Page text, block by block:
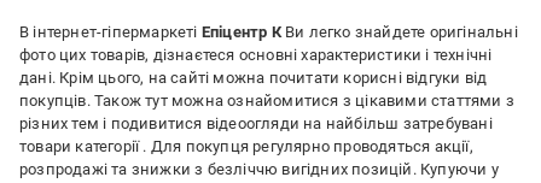
В інтернет-гіпермаркеті Епіцентр КВи легко знайдете оригінальні
фото цих товарів, дізнаєтеся основні характеристики і технічні
дані. Крім цього, на сайті можна почитати корисні відгуки від
покупців. Також тут можна ознайомитися з цікавими статтями з
різних тем і подивитися відеоогляди на найбільш затребувані
товари категорії . Для покупця регулярно проводяться акції,
розпродажі та знижки з безліччю вигідних позицій. Купуючи у